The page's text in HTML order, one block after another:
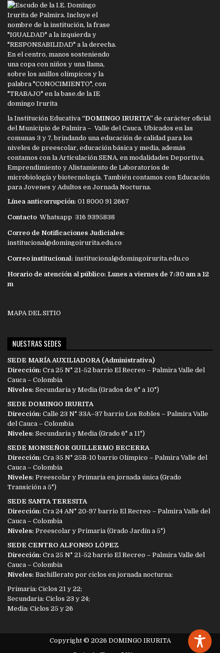
la Institución Educativa “DOMINGO IRURITA” de carácter oficial
del Municipio de Palmira – Valle del Cauca. Ubicados en las
comunas 3 y 7, brindando una educación de calidad para los
niveles de preescolar, educación básica y media, además
contamos con la Articulación SENA, en modalidades Deportiva,
Emprendimiento y Alistamiento de Laboratorios de
microbiología y biotecnología. También contamos con Educación
para Jovenes y Adultos en Jornada Nocturna.
Línea anticorrupción: 01 8000 91 2667
Contacto Whatsapp 316 9395838
Correo de Notificaciones Judiciales:
institucional@domingoirurita.edu.co
Correo institucional: institucional@domingoirurita.edu.co
Horario de atención al público: Lunes a viernes de 7:30 am a 12
m
MAPA DEL SITIO
NUESTRAS SEDES
SEDE MARÍA AUXILIADORA (Administrativa)
Dirección: Cra 25 N° 21-52 barrio El Recreo – Palmira Valle del
Cauca – Colombia
Niveles: Secundaria y Media (Grados de 6° a 10°)
SEDE DOMINGO IRURITA
Dirección: Calle 23 N° 33A–37 barrio Los Robles – Palmira Valle
del Cauca – Colombia
Niveles: Secundaria y Media (Grado 6° a 11°)
SEDE MONSEÑOR GUILLERMO BECERRA
Dirección: Cra 35 N° 25B-10 barrio Olímpico – Palmira Valle del
Cauca – Colombia
Niveles: Preescolar y Primaria en jornada única (Grado
Transición a 5°)
SEDE SANTA TERESITA
Dirección: Cra 24 AN° 20-97 barrio El Recreo – Palmira Valle del
Cauca – Colombia
Niveles: Preescolar y Primaria (Grado Jardín a 5°)
SEDE CENTRO ALFONSO LÓPEZ
Dirección: Cra 25 N° 21-52 barrio El Recreo – Palmira Valle del
Cauca – Colombia
Niveles: Bachillerato por ciclos en jornada nocturna:
Primaria: Ciclos 21 y 22;
Secundaria: Ciclos 23 y 24;
Media: Ciclos 25 y 26
Copyright © 2026 DOMINGO IRURITA